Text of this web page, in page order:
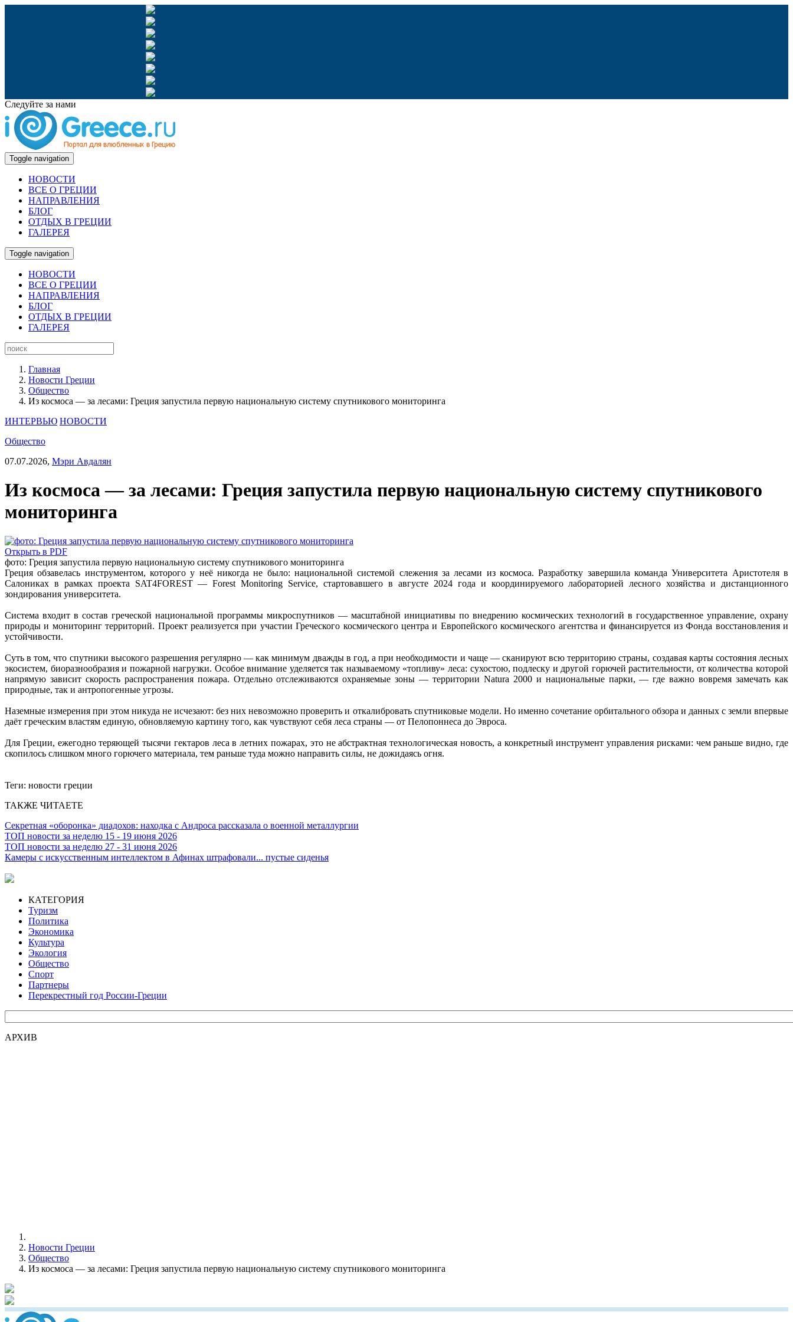
Следуйте за нами
Toggle navigation
НОВОСТИ
ВСЕ О ГРЕЦИИ
НАПРАВЛЕНИЯ
БЛОГ
ОТДЫХ В ГРЕЦИИ
ГАЛЕРЕЯ
Toggle navigation
НОВОСТИ
ВСЕ О ГРЕЦИИ
НАПРАВЛЕНИЯ
БЛОГ
ОТДЫХ В ГРЕЦИИ
ГАЛЕРЕЯ
Главная
Новости Греции
Общество
Из космоса — за лесами: Греция запустила первую национальную систему спутникового мониторинга
ИНТЕРВЬЮ НОВОСТИ
Общество
07.07.2026, Мэри Авдалян
Из космоса — за лесами: Греция запустила первую национальную систему спутникового
мониторинга
Открыть в PDF
фото: Греция запустила первую национальную систему спутникового мониторинга
Греция обзавелась инструментом, которого у неё никогда не было: национальной системой слежения за лесами из космоса. Разработку завершила команда Университета Аристотеля в
Салониках в рамках проекта SAT4FOREST — Forest Monitoring Service, стартовавшего в августе 2024 года и координируемого лабораторией лесного хозяйства и дистанционного
зондирования университета.
Система входит в состав греческой национальной программы микроспутников — масштабной инициативы по внедрению космических технологий в государственное управление, охрану
природы и мониторинг территорий. Проект реализуется при участии Греческого космического центра и Европейского космического агентства и финансируется из Фонда восстановления и
устойчивости.
Суть в том, что спутники высокого разрешения регулярно — как минимум дважды в год, а при необходимости и чаще — сканируют всю территорию страны, создавая карты состояния лесных
экосистем, биоразнообразия и пожарной нагрузки. Особое внимание уделяется так называемому «топливу» леса: сухостою, подлеску и другой горючей растительности, от количества которой
напрямую зависит скорость распространения пожара. Отдельно отслеживаются охраняемые зоны — территории Natura 2000 и национальные парки, — где важно вовремя замечать как
природные, так и антропогенные угрозы.
Наземные измерения при этом никуда не исчезают: без них невозможно проверить и откалибровать спутниковые модели. Но именно сочетание орбитального обзора и данных с земли впервые
даёт греческим властям единую, обновляемую картину того, как чувствуют себя леса страны — от Пелопоннеса до Эвроса.
Для Греции, ежегодно теряющей тысячи гектаров леса в летних пожарах, это не абстрактная технологическая новость, а конкретный инструмент управления рисками: чем раньше видно, где
скопилось слишком много горючего материала, тем раньше туда можно направить силы, не дожидаясь огня.
Теги: новости греции
ТАКЖЕ ЧИТАЕТЕ
Секретная «оборонка» диадохов: находка с Андроса рассказала о военной металлургии
ТОП новости за неделю 15 - 19 июня 2026
ТОП новости за неделю 27 - 31 июня 2026
Камеры с искусственным интеллектом в Афинах штрафовали... пустые сиденья
КАТЕГОРИЯ
Туризм
Политика
Экономика
Культура
Экология
Общество
Спорт
Партнеры
Перекрестный год России-Греции
АРХИВ
Новости Греции
Общество
Из космоса — за лесами: Греция запустила первую национальную систему спутникового мониторинга